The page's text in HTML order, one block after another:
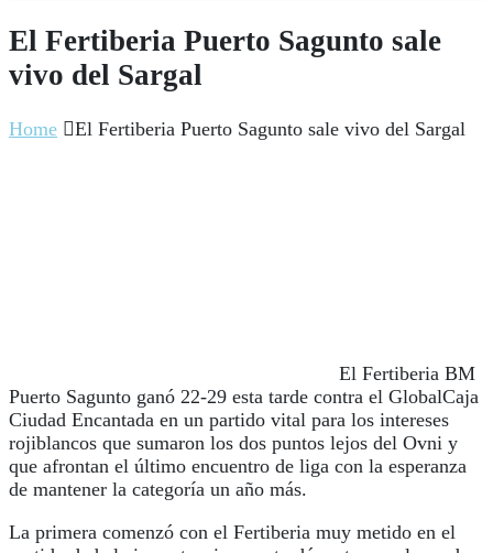
El Fertiberia Puerto Sagunto sale
vivo del Sargal
Home El Fertiberia Puerto Sagunto sale vivo del Sargal
El Fertiberia BM
Puerto Sagunto ganó 22-29 esta tarde contra el GlobalCaja
Ciudad Encantada en un partido vital para los intereses
rojiblancos que sumaron los dos puntos lejos del Ovni y
que afrontan el último encuentro de liga con la esperanza
de mantener la categoría un año más.
La primera comenzó con el Fertiberia muy metido en el